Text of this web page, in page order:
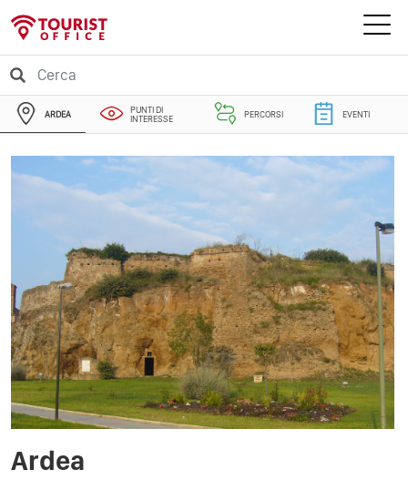
ARDEA
PUNTI DI
INTERESSE
PERCORSI EVENTI
Ardea